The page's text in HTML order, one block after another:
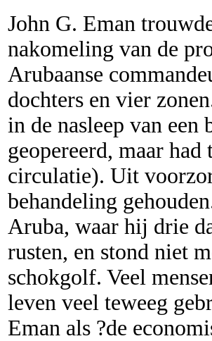
John G. Eman
nakomeling van de
Arubaanse
dochters en vier
in de nasleep van
geopereerd, maar
circulatie). Uit
behandeling
Aruba, waar hij drie
rusten, en stond niet
schokgolf. Veel
leven veel teweeg
Eman als ?de